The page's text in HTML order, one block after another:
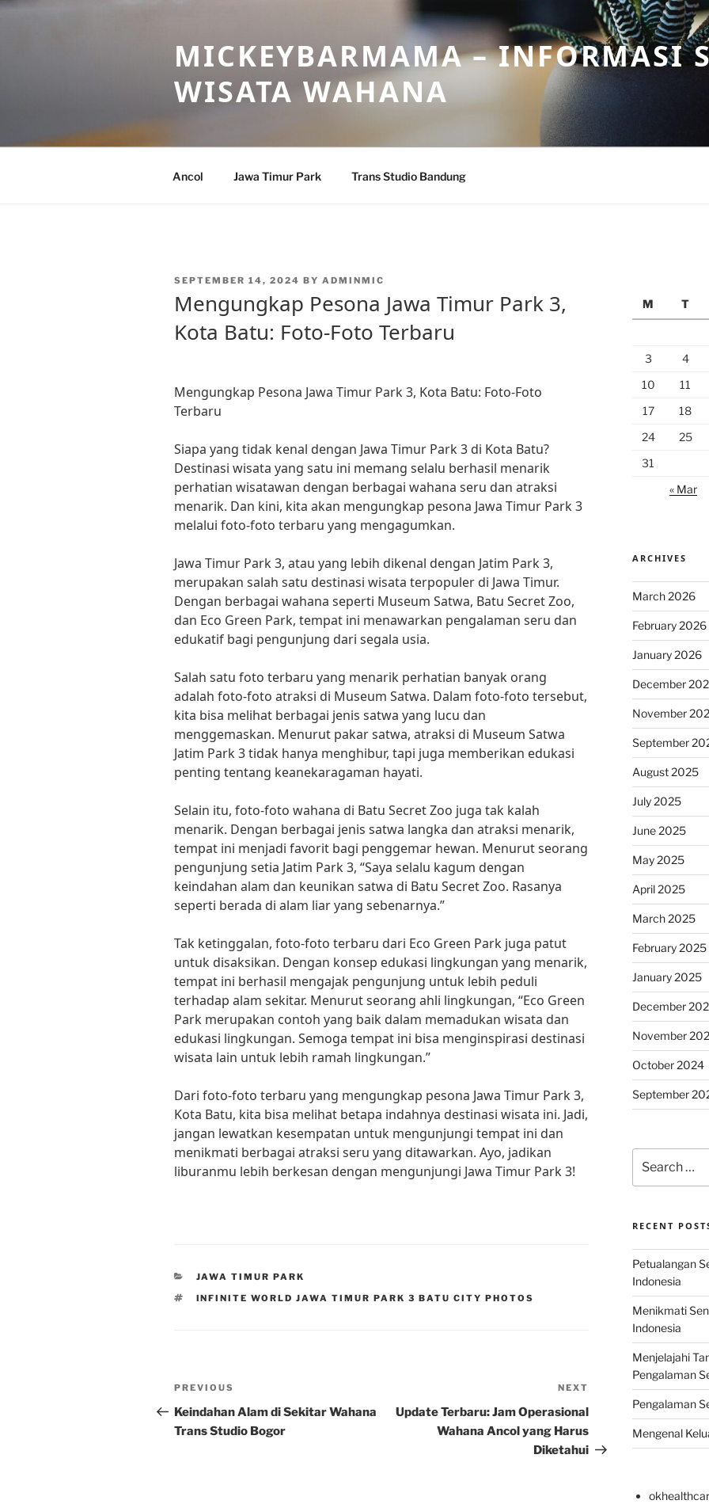
Skip
MICKEYBARMAMA – INFORMASI
WISATA WAHANA
Ancol Jawa Timur Park Trans Studio Bandung
POSTED
SEPTEMBER 14, 2024 BY ADMINMIC
Mengungkap Pesona Jawa Timur Park 3,
Kota Batu: Foto-Foto Terbaru
Mengungkap Pesona Jawa Timur Park 3, Kota Batu: Foto-Foto
Terbaru
Siapa yang tidak kenal dengan Jawa Timur Park 3 di Kota Batu?
Destinasi wisata yang satu ini memang selalu berhasil menarik
perhatian wisatawan dengan berbagai wahana seru dan atraksi
menarik. Dan kini, kita akan mengungkap pesona Jawa Timur Park 3
melalui foto-foto terbaru yang mengagumkan.
Jawa Timur Park 3, atau yang lebih dikenal dengan Jatim Park 3,
merupakan salah satu destinasi wisata terpopuler di Jawa Timur.
Dengan berbagai wahana seperti Museum Satwa, Batu Secret Zoo,
dan Eco Green Park, tempat ini menawarkan pengalaman seru dan
edukatif bagi pengunjung dari segala usia.
Salah satu foto terbaru yang menarik perhatian banyak orang
adalah foto-foto atraksi di Museum Satwa. Dalam foto-foto tersebut,
kita bisa melihat berbagai jenis satwa yang lucu dan
menggemaskan. Menurut pakar satwa, atraksi di Museum Satwa
Jatim Park 3 tidak hanya menghibur, tapi juga memberikan edukasi
penting tentang keanekaragaman hayati.
Selain itu, foto-foto wahana di Batu Secret Zoo juga tak kalah
menarik. Dengan berbagai jenis satwa langka dan atraksi menarik,
tempat ini menjadi favorit bagi penggemar hewan. Menurut seorang
pengunjung setia Jatim Park 3, “Saya selalu kagum dengan
keindahan alam dan keunikan satwa di Batu Secret Zoo. Rasanya
seperti berada di alam liar yang sebenarnya.”
Tak ketinggalan, foto-foto terbaru dari Eco Green Park juga patut
untuk disaksikan. Dengan konsep edukasi lingkungan yang menarik,
tempat ini berhasil mengajak pengunjung untuk lebih peduli
terhadap alam sekitar. Menurut seorang ahli lingkungan, “Eco Green
Park merupakan contoh yang baik dalam memadukan wisata dan
edukasi lingkungan. Semoga tempat ini bisa menginspirasi destinasi
wisata lain untuk lebih ramah lingkungan.”
Dari foto-foto terbaru yang mengungkap pesona Jawa Timur Park 3,
Kota Batu, kita bisa melihat betapa indahnya destinasi wisata ini. Jadi,
jangan lewatkan kesempatan untuk mengunjungi tempat ini dan
menikmati berbagai atraksi seru yang ditawarkan. Ayo, jadikan
liburanmu lebih berkesan dengan mengunjungi Jawa Timur Park 3!
CATEGORIES
JAWA TIMUR PARK
TAGS
INFINITE WORLD JAWA TIMUR PARK 3 BATU CITY PHOTOS
Post
navigation
Previous
Post
PREVIOUS
Keindahan Alam di Sekitar Wahana
Trans Studio Bogor
Post
NEXT
Update Terbaru: Jam Operasional
Wahana Ancol yang Harus
Diketahui
M
T
3
4
10
11
17
18
24
25
31
« Mar
ARCHIVES
March 2026
February 2026
January 2026
December
November
September
August 2025
July 2025
June 2025
May 2025
April 2025
March 2025
February 2025
January 2025
December
November
October 2024
September
for:
RECENT
Petualangan
Indonesia
Menikmati
Indonesia
Menjelajahi
Pengalaman
Pengalaman
Mengenal